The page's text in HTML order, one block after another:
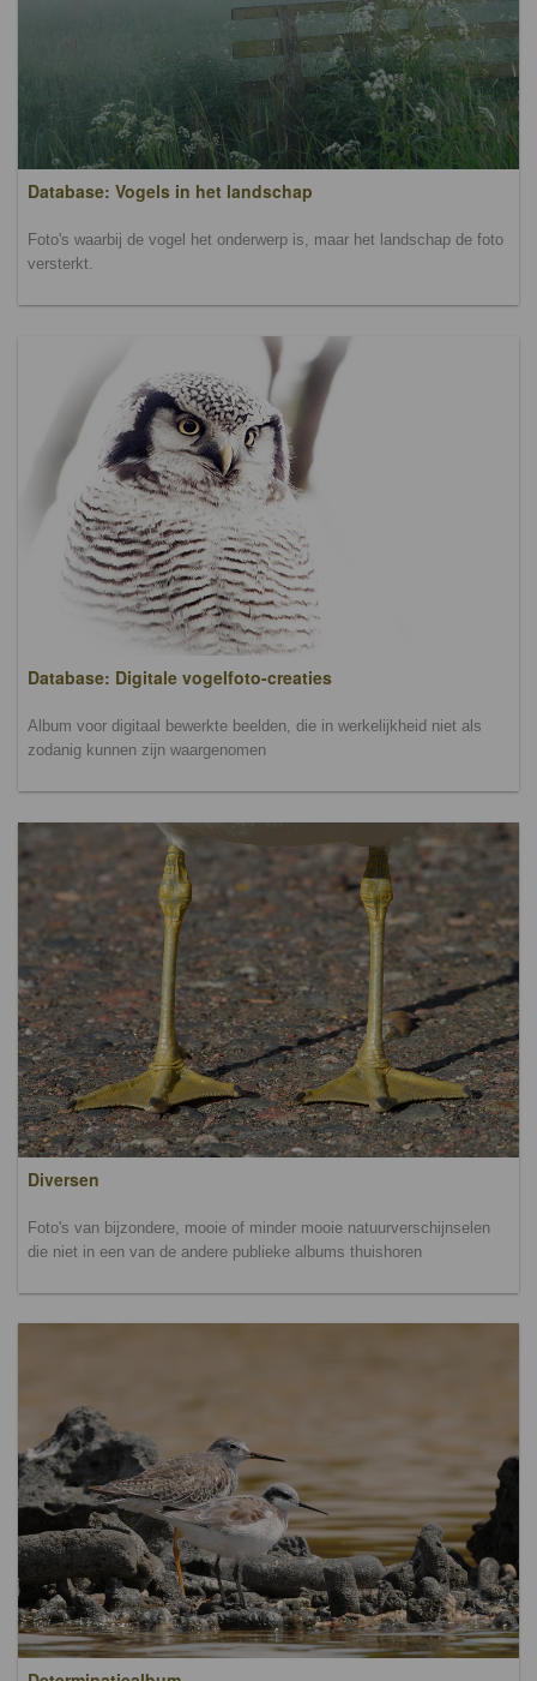
Database: Vogels in het landschap
Foto's waarbij de vogel het onderwerp is, maar het landschap de foto
versterkt.
Database: Digitale vogelfoto-creaties
Album voor digitaal bewerkte beelden, die in werkelijkheid niet als
zodanig kunnen zijn waargenomen
Diversen
Foto's van bijzondere, mooie of minder mooie natuurverschijnselen
die niet in een van de andere publieke albums thuishoren